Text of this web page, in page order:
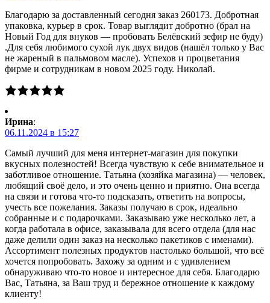
Благодарю за доставленный сегодня заказ 260173. Добротная
упаковка, курьер в срок. Товар выглядит добротно (брал на
Новый Год для внуков — пробовать Белёвский зефир не буду)
.Для себя любимого сухой лук двух видов (нашёл только у Вас
не жареный в пальмовом масле). Успехов и процветания
фирме и сотрудникам в новом 2025 году. Николай.
Ирина:
06.11.2024 в 15:27
Самый лучший для меня интернет-магазин для покупки
вкусных полезностей! Всегда чувствую к себе внимательное и
заботливое отношение. Татьяна (хозяйка магазина) — человек,
любящий своё дело, и это очень ценно и приятно. Она всегда
на связи и готова что-то подсказать, ответить на вопросы,
учесть все пожелания. Заказы получаю в срок, идеально
собранные и с подарочками. Заказываю уже несколько лет, а
когда работала в офисе, заказывала для всего отдела (для нас
даже делили один заказ на несколько пакетиков с именами).
Ассортимент полезных продуктов настолько большой, что всё
хочется попробовать. Захожу за одним и с удивлением
обнаруживаю что-то новое и интересное для себя. Благодарю
Вас, Татьяна, за Ваш труд и бережное отношение к каждому
клиенту!